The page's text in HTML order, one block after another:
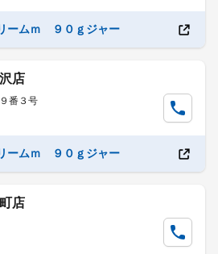
ームｍ ９０ｇジャー
店
番３号
ームｍ ９０ｇジャー
店